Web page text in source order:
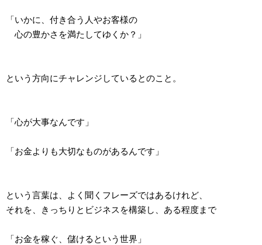
「いかに、付き合う人やお客様の
心の豊かさを満たしてゆくか？」
という方向にチャレンジしているとのこと。
「心が大事なんです」
「お金よりも大切なものがあるんです」
という言葉は、よく聞くフレーズではあるけれど、
それを、きっちりとビジネスを構築し、ある程度まで
「お金を稼ぐ、儲けるという世界」